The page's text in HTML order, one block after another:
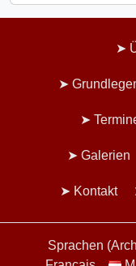
Galerien
Kontakt
Sprachen